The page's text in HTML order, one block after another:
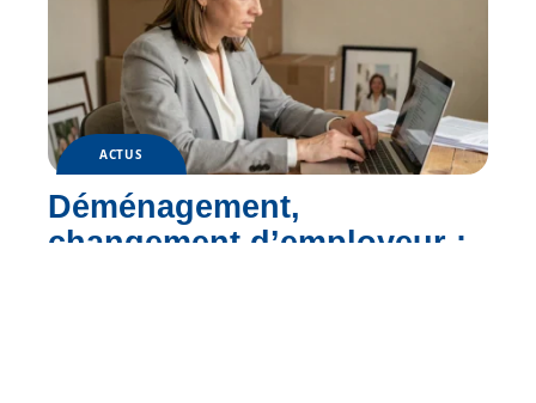
ACTUS
Déménagement,
changement d’employeur :